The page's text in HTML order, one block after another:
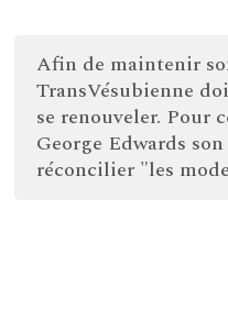
Afin de maintenir
TransVésubienne
se renouveler. Pour
George Edwards
réconcilier "les